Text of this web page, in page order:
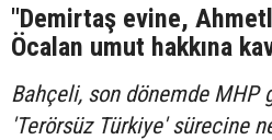
"Demirtaş evine,
Öcalan umut hakkına
Bahçeli, son dönemde MHP
'Terörsüz Türkiye' sürecine